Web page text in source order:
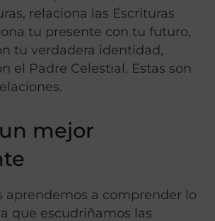
relaciona las Escrituras
tu presente con tu futuro,
tu verdadera identidad,
el Padre Celestial. Estas son
mejor
aprendemos a comprender lo
que escudriñamos las